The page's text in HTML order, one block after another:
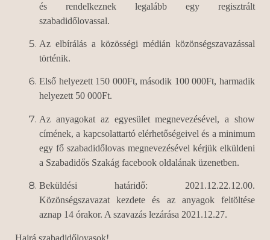
és rendelkeznek legalább egy regisztrált
szabadidőlovassal.
Az elbírálás a közösségi médián közönségszavazással
történik.
Első helyezett 150 000Ft, második 100 000Ft, harmadik
helyezett 50 000Ft.
Az anyagokat az egyesület megnevezésével, a show
címének, a kapcsolattartó elérhetőségeivel és a minimum
egy fő szabadidőlovas megnevezésével kérjük elküldeni
a Szabadidős Szakág facebook oldalának üzenetben.
Beküldési határidő: 2021.12.22.12.00.
Közönségszavazat kezdete és az anyagok feltöltése
aznap 14 órakor. A szavazás lezárása 2021.12.27.
Hajrá szabadidőlovasok!